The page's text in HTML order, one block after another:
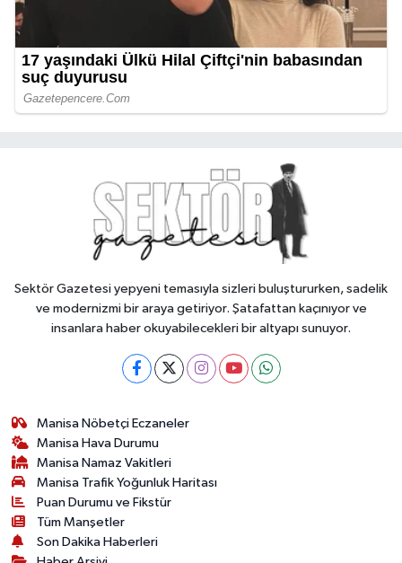
Sektör Gazetesi yepyeni temasıyla sizleri buluştururken, sadelik
ve modernizmi bir araya getiriyor. Şatafattan kaçınıyor ve
insanlara haber okuyabilecekleri bir altyapı sunuyor.
Manisa Nöbetçi Eczaneler
Manisa Hava Durumu
Manisa Namaz Vakitleri
Manisa Trafik Yoğunluk Haritası
Puan Durumu ve Fikstür
Tüm Manşetler
Son Dakika Haberleri